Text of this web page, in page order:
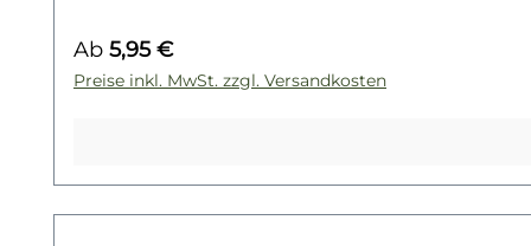
Wölfen und anderen Raubtieren des Waldes
Regulärer Preis:
Ab 5,95 €
Preise inkl. MwSt. zzgl. Versandkosten